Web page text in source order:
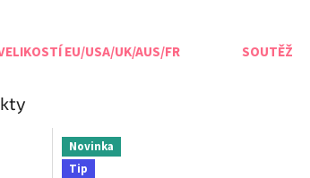
EU/USA/UK/AUS/FR SOUTĚŽ
Novinka
Tip